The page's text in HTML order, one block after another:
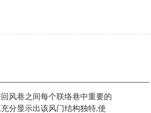
风巷之间每个联络巷中重要的
分显示出该风门结构独特,使